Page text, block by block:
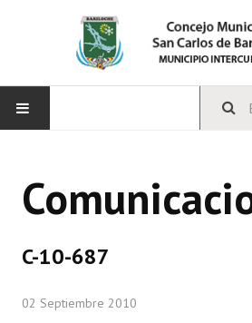
CONCEJO
Comisiones Permanentes
C-10-687
02 Septiembre 2010